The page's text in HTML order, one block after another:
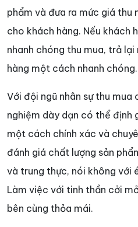
phẩm và đưa ra mức giá
cho khách hàng. Nếu khách
nhanh chóng thu mua, trả
hàng một cách nhanh chóng.
Với đội ngũ nhân sự thu mua
nghiệm dày dạn có thể định
một cách chính xác và
đánh giá chất lượng sản
và trung thực, nói không với
Làm việc với tinh thần cởi
bên cùng thỏa mái.